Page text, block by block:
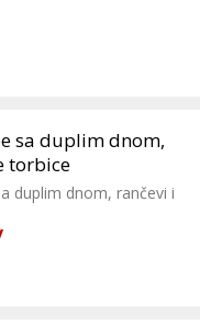
Mnogo različitih
torbu idealnom
i takmičenja.
nositi kao torba
takođe i kao ranac.
sa duplim dnom,
torbice
duplim dnom, rančevi i